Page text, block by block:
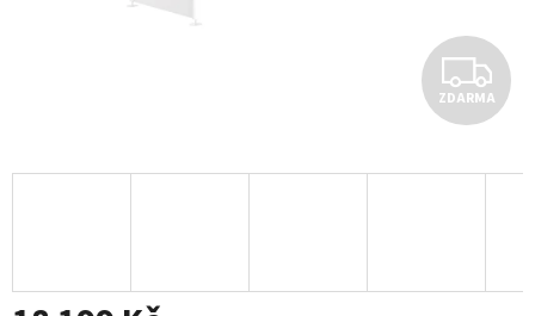
Z
D
A
ZDARMA